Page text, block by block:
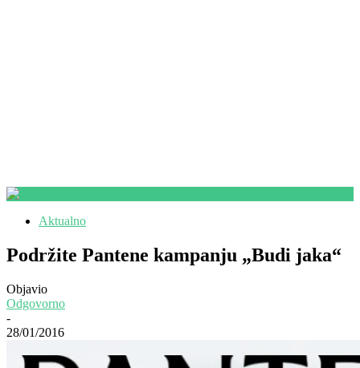
Aktualno
Podržite Pantene kampanju „Budi jaka“
Objavio
Odgovorno
-
28/01/2016